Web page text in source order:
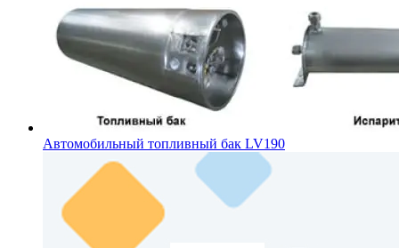
Автомобильный топливный бак LV190